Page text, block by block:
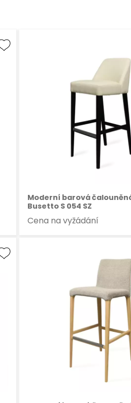
Moderní barová
Busetto S 054 SZ
Cena na vyžádání